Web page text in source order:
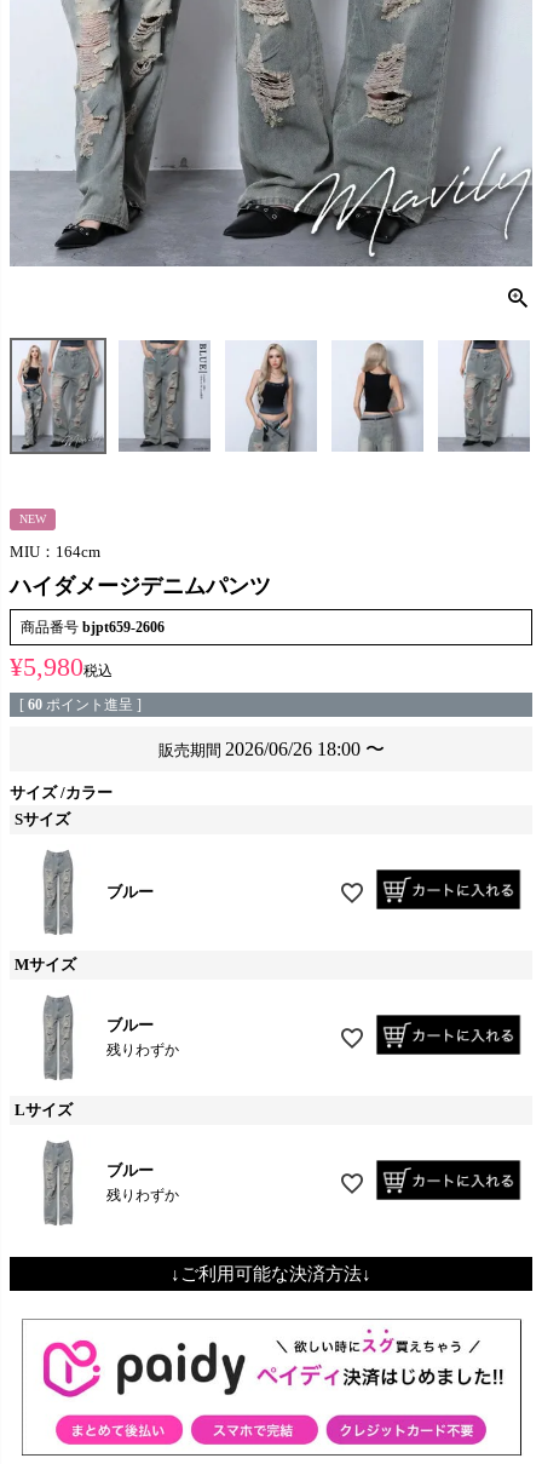
NEW
MIU：164cm
ハイダメージデニムパンツ
商品番号 bjpt659-2606
¥5,980税込
[ 60 ポイント進呈 ]
販売期間 2026/06/26 18:00 〜
サイズ カラー
Sサイズ
ブルー
Mサイズ
ブルー
残りわずか
Lサイズ
ブルー
残りわずか
↓ご利用可能な決済方法↓